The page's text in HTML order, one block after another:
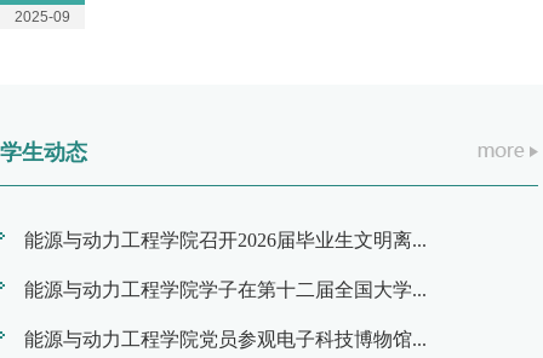
2025-09
学生动态
能源与动力工程学院召开2026届毕业生文明离...
能源与动力工程学院学子在第十二届全国大学...
能源与动力工程学院党员参观电子科技博物馆...